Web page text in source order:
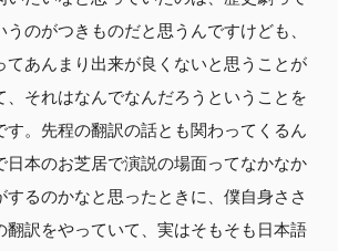
のがつきものだと思うんですけども、
てあんまり出来が良くないと思うことが
、それはなんでなんだろうということを
す。先程の翻訳の話とも関わってくるん
日本のお芝居で演説の場面ってなかなか
するのかなと思ったときに、僕自身ささ
翻訳をやっていて、実はそもそも日本語